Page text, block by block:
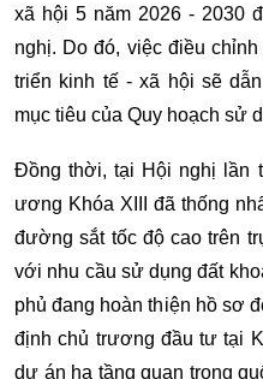
xã hội 5 năm 2026 - 2030
nghị. Do đó, việc điều
triển kinh tế - xã hội sẽ
mục tiêu của Quy hoạch sử
Đồng thời, tại Hội nghị lần
ương Khóa XIII đã thống
đường sắt tốc độ cao trên
với nhu cầu sử dụng đất
phủ đang hoàn thiện hồ sơ
định chủ trương đầu tư tại
dự án hạ tầng quan trọng